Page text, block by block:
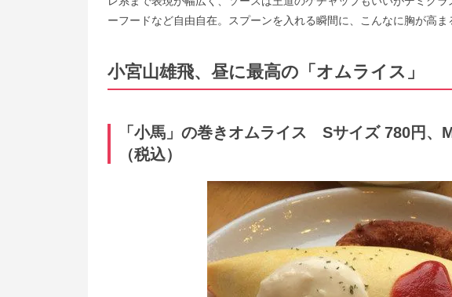
ーフードなど自由自在。スプーンを入れる瞬間に、こんなに胸が高ま
小宮山雄飛、昼に最高の「オムライス」
「小馬」の巻きオムライス Sサイズ 780円、
（税込）